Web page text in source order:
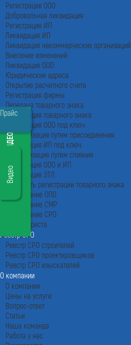
Регистрация ООО
Добровольная ликвидация
Регистрация ИП
Ликвидация ИП
Ликвидация некоммерческих организаций
Внесение изменений
Ликвидация ООО
Юридические адреса
Открытие расчетного счета
Регистрация фирмы
Передача товарного знака
Регистрация товарного знака
Регистрация ООО под ключ
Реорганизация путем присоединения
Регистрация ИП под ключ
Реорганизация путем слияния
Регистрация ООО и ИП
Регистрация ЭТЛ
Стоимость регистрации товарного знака
Страхование ОПО
Страхование СМР
Страхование СРО
Услуги юриста
Реестр СРО
Реестр СРО строителей
Реестр СРО проектировщиков
Реестр СРО изыскателей
О компании
О компании
Цены на услуги
Вопрос-ответ
Статьи
Наша команда
Работа у нас
ПОСМОТРЕТЬ ВИДЕО
Прайс
Видео